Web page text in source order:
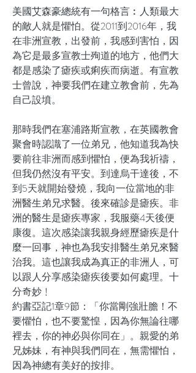
美國艾森豪總統有一句格言︰人類最大
的敵人就是懼怕。從2011到2016年，我
在非洲宣教，出發前，我感到害怕，因
為它是最多宣教士殉道的地方，他們大
都是感染了瘧疾或痢疾而病逝。有宣教
士曾說，神要我們在建立教會前，先為
自己設墳。
那時我們在塞浦路斯宣教，在英國教會
聚會時認識了一位弟兄，他知道我為快
要前往非洲而感到懼怕，便為我祈禱，
但我仍然沒有平安。到達烏干達後，不
到5天就開始發燒，我向一位當地的非
洲醫生弟兄求醫。後來確診是瘧疾。非
洲的醫生是瘧疾專家，我服藥4天後便
康復。這次感染讓我親身經歷瘧疾是什
麼一回事，神也為我安排醫生弟兄來醫
治我。這也讓我成為真正的非洲人，可
以跟人分享感染瘧疾後要如何處理。十
分奇妙﹗
約書亞記1章9節：「你當剛強壯膽！不
要懼怕，也不要驚惶，因為你無論往哪
裡去，你的神必與你同在」。親愛的弟
兄姊妹，有神與我們同在，無需懼怕，
因為神總有美好的按排。